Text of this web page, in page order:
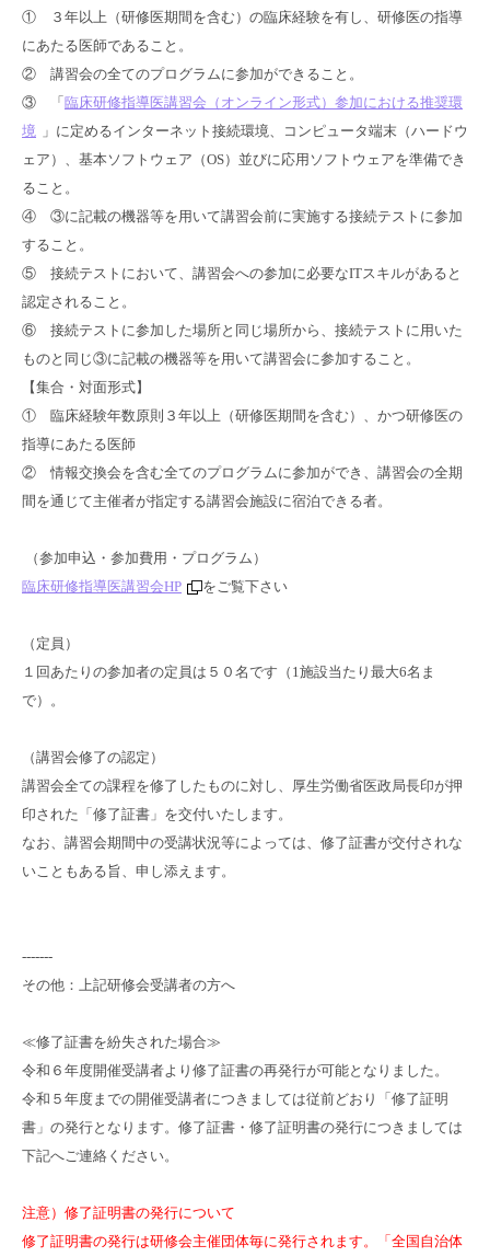
① ３年以上（研修医期間を含む）の臨床経験を有し、研修医の指導
にあたる医師であること。
② 講習会の全てのプログラムに参加ができること。
③ 「臨床研修指導医講習会（オンライン形式）参加における推奨環
境
」に定めるインターネット接続環境、コンピュータ端末（ハードウ
ェア）、基本ソフトウェア（OS）並びに応用ソフトウェアを準備でき
ること。
④ ③に記載の機器等を用いて講習会前に実施する接続テストに参加
すること。
⑤ 接続テストにおいて、講習会への参加に必要なITスキルがあると
認定されること。
⑥ 接続テストに参加した場所と同じ場所から、接続テストに用いた
ものと同じ③に記載の機器等を用いて講習会に参加すること。
【集合・対面形式】
① 臨床経験年数原則３年以上（研修医期間を含む）、かつ研修医の
指導にあたる医師
② 情報交換会を含む全てのプログラムに参加ができ、講習会の全期
間を通じて主催者が指定する講習会施設に宿泊できる者。
（参加申込・参加費用・プログラム）
臨床研修指導医講習会HP
をご覧下さい
（定員）
１回あたりの参加者の定員は５０名です（1施設当たり最大6名ま
で）。
（講習会修了の認定）
講習会全ての課程を修了したものに対し、厚生労働省医政局長印が押
印された「修了証書」を交付いたします。
なお、講習会期間中の受講状況等によっては、修了証書が交付されな
いこともある旨、申し添えます。
-------
その他：上記研修会受講者の方へ
≪修了証書を紛失された場合≫
令和６年度開催受講者より修了証書の再発行が可能となりました。
令和５年度までの開催受講者につきましては従前どおり「修了証明
書」の発行となります。修了証書・修了証明書の発行につきましては
下記へご連絡ください。
注意）修了証明書の発行について
修了証明書の発行は研修会主催団体毎に発行されます。「全国自治体